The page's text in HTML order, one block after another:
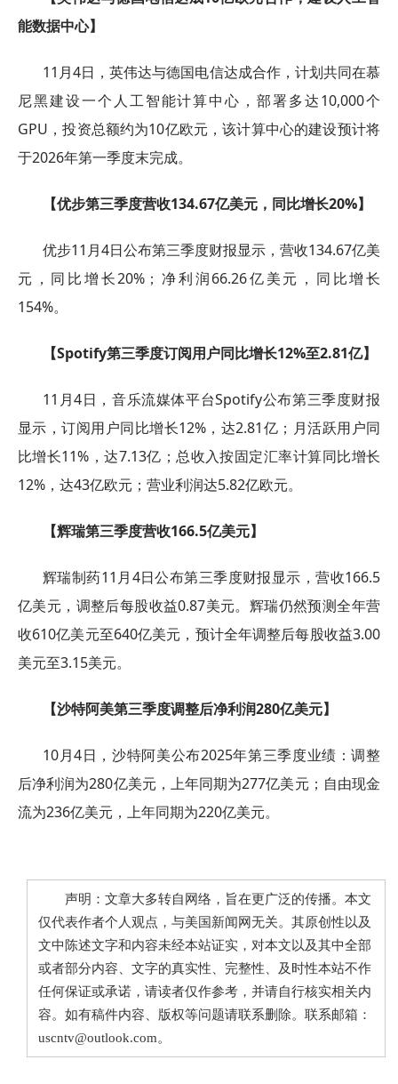
能数据中心】
11月4日，英伟达与德国电信达成合作，计划共同在慕
尼黑建设一个人工智能计算中心，部署多达10,000个
GPU，投资总额约为10亿欧元，该计算中心的建设预计将
于2026年第一季度末完成。
【优步第三季度营收134.67亿美元，同比增长20%】
优步11月4日公布第三季度财报显示，营收134.67亿美
元，同比增长20%；净利润66.26亿美元，同比增长
154%。
【Spotify第三季度订阅用户同比增长12%至2.81亿】
11月4日，音乐流媒体平台Spotify公布第三季度财报
显示，订阅用户同比增长12%，达2.81亿；月活跃用户同
比增长11%，达7.13亿；总收入按固定汇率计算同比增长
12%，达43亿欧元；营业利润达5.82亿欧元。
【辉瑞第三季度营收166.5亿美元】
辉瑞制药11月4日公布第三季度财报显示，营收166.5
亿美元，调整后每股收益0.87美元。辉瑞仍然预测全年营
收610亿美元至640亿美元，预计全年调整后每股收益3.00
美元至3.15美元。
【沙特阿美第三季度调整后净利润280亿美元】
10月4日，沙特阿美公布2025年第三季度业绩：调整
后净利润为280亿美元，上年同期为277亿美元；自由现金
流为236亿美元，上年同期为220亿美元。
声明：文章大多转自网络，旨在更广泛的传播。本文
仅代表作者个人观点，与美国新闻网无关。其原创性以及
文中陈述文字和内容未经本站证实，对本文以及其中全部
或者部分内容、文字的真实性、完整性、及时性本站不作
任何保证或承诺，请读者仅作参考，并请自行核实相关内
容。如有稿件内容、版权等问题请联系删除。联系邮箱：
uscntv@outlook.com。